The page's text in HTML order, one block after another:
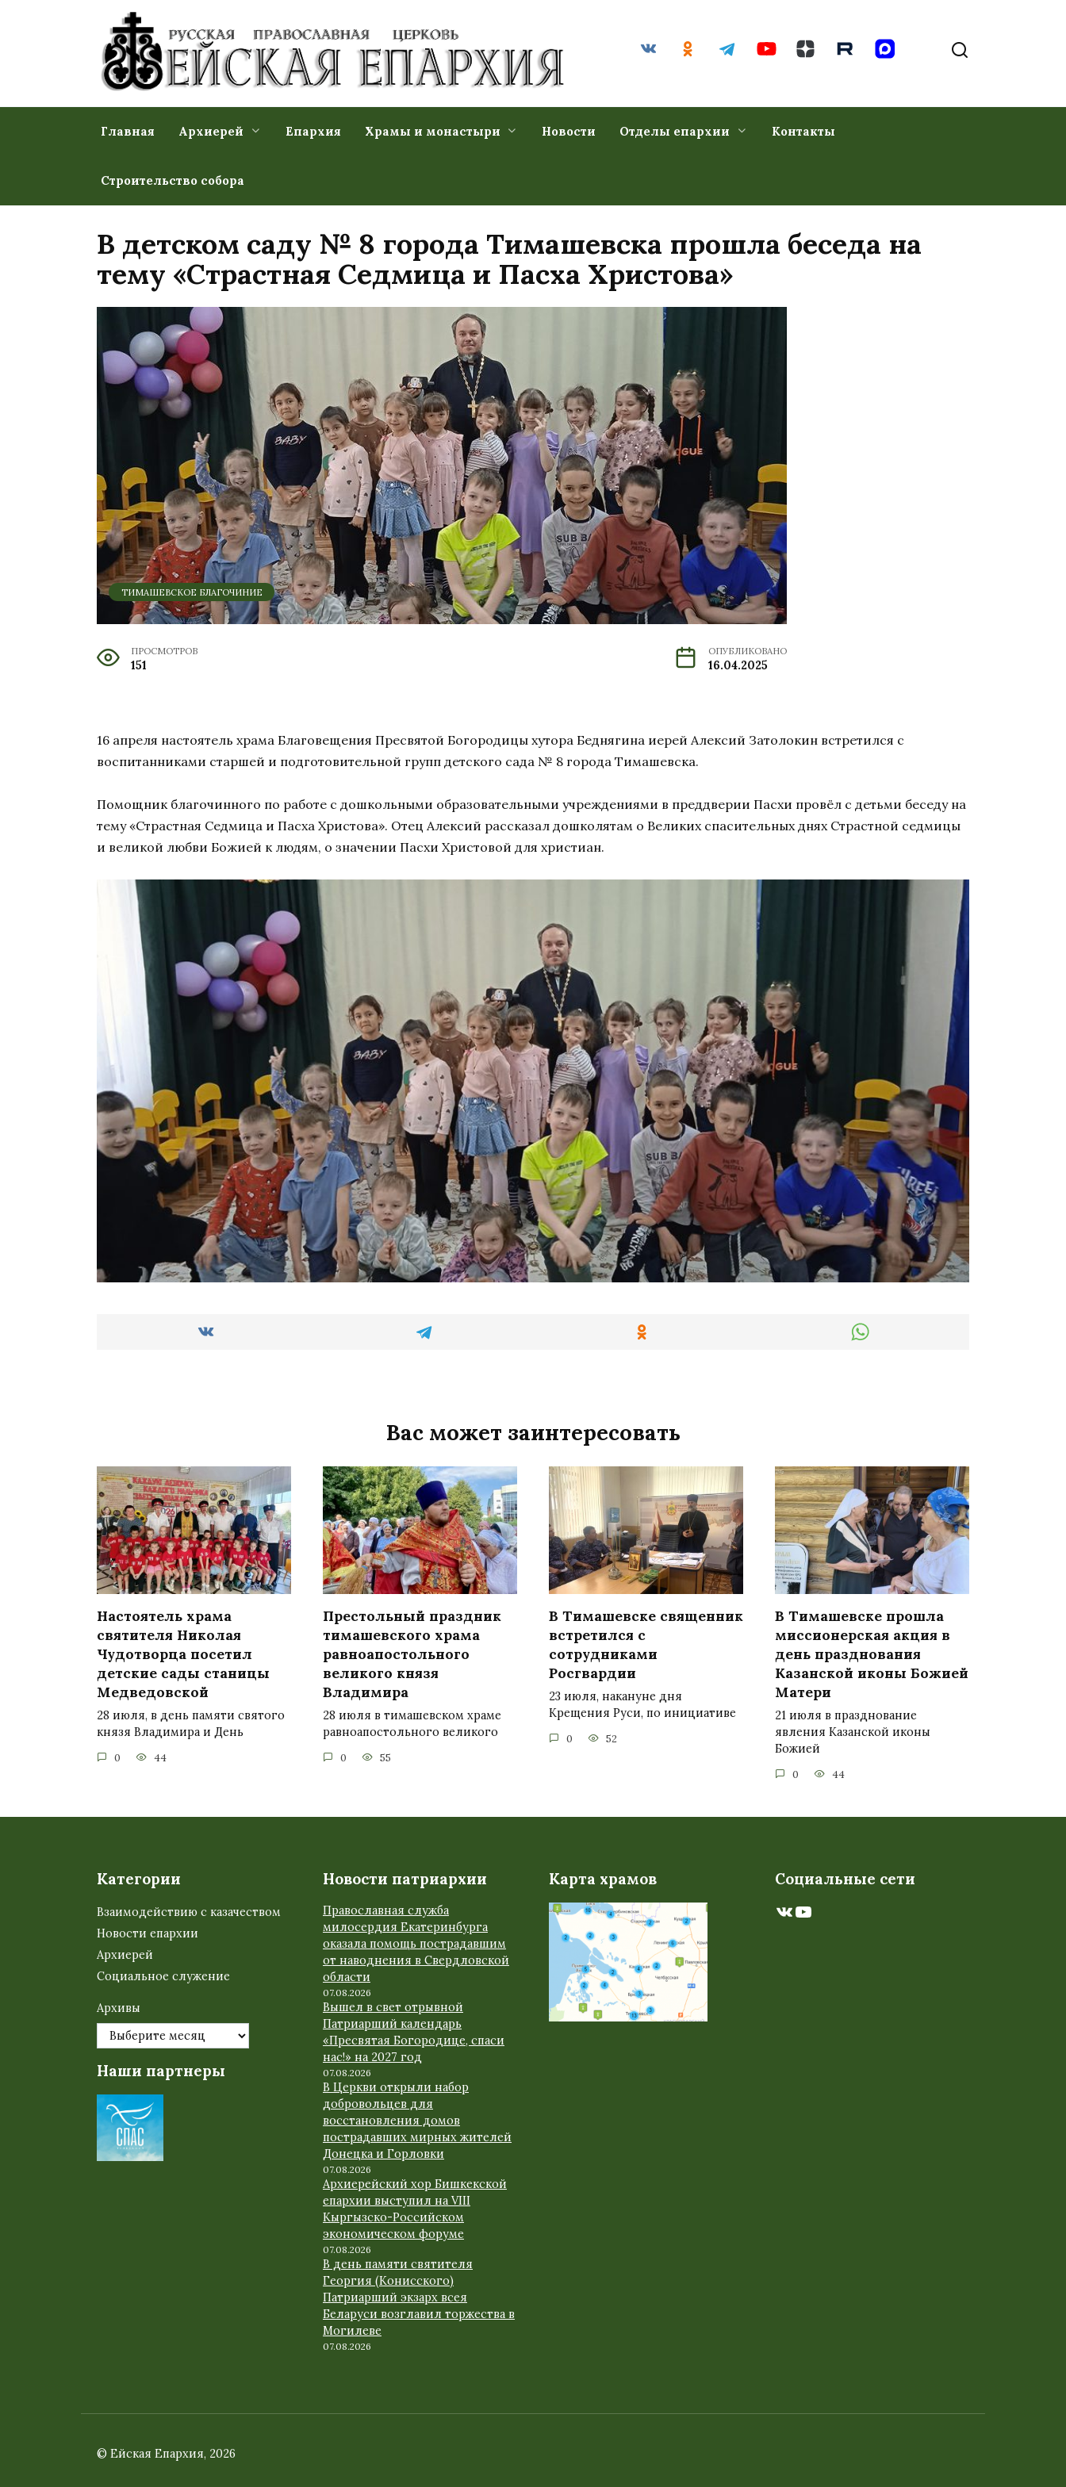
Главная Архиерей Епархия Храмы и монастыри Новости Отделы епархии Контакты
Строительство собора
В детском саду № 8 города Тимашевска прошла беседа на
тему «Страстная Седмица и Пасха Христова»
ТИМАШЕВСКОЕ БЛАГОЧИНИЕ
ПРОСМОТРОВ
151
ОПУБЛИКОВАНО
16.04.2025
16 апреля настоятель храма Благовещения Пресвятой Богородицы хутора Беднягина иерей Алексий Затолокин встретился с
воспитанниками старшей и подготовительной групп детского сада № 8 города Тимашевска.
Помощник благочинного по работе с дошкольными образовательными учреждениями в преддверии Пасхи провёл с детьми беседу на
тему «Страстная Седмица и Пасха Христова». Отец Алексий рассказал дошколятам о Великих спасительных днях Страстной седмицы
и великой любви Божией к людям, о значении Пасхи Христовой для христиан.
Вас может заинтересовать
Настоятель храма
святителя Николая
Чудотворца посетил
детские сады станицы
Медведовской
28 июля, в день памяти святого
князя Владимира и День
0 44
Престольный праздник
тимашевского храма
равноапостольного
великого князя
Владимира
28 июля в тимашевском храме
равноапостольного великого
0 55
В Тимашевске священник
встретился с
сотрудниками
Росгвардии
23 июля, накануне дня
Крещения Руси, по инициативе
0 52
В Тимашевске прошла
миссионерская акция в
день празднования
Казанской иконы Божией
Матери
21 июля в празднование
явления Казанской иконы
Божией
0 44
Категории
Взаимодействию с казачеством
Новости епархии
Архиерей
Социальное служение
Архивы
Наши партнеры
Новости патриархии
Православная служба
милосердия Екатеринбурга
оказала помощь пострадавшим
от наводнения в Свердловской
области
07.08.2026
Вышел в свет отрывной
Патриарший календарь
«Пресвятая Богородице, спаси
нас!» на 2027 год
07.08.2026
В Церкви открыли набор
добровольцев для
восстановления домов
пострадавших мирных жителей
Донецка и Горловки
07.08.2026
Архиерейский хор Бишкекской
епархии выступил на VIII
Кыргызско-Российском
экономическом форуме
07.08.2026
В день памяти святителя
Георгия (Конисского)
Патриарший экзарх всея
Беларуси возглавил торжества в
Могилеве
07.08.2026
Карта храмов Социальные сети
ВКонтакте
YouTube
© Ейская Епархия, 2026